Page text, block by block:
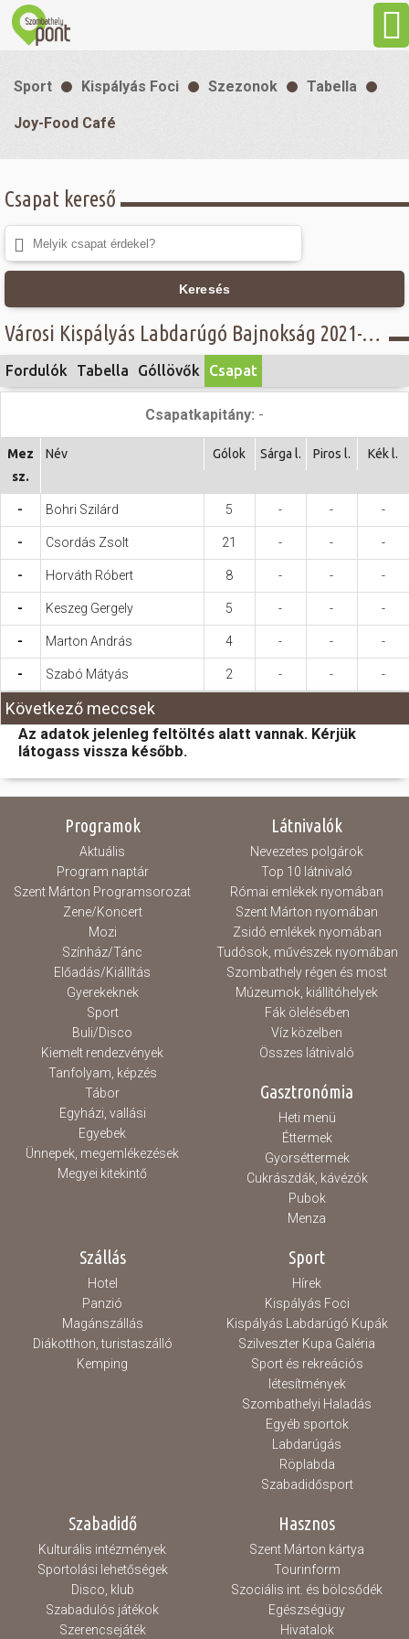
Programok
Gasztronómia
Sport
Szabadidő
Hasznos
Sport Kispályás Foci Szezonok Tabella
Joy-Food Café
Csapat kereső
Keresés
Városi Kispályás Labdarúgó Bajnokság 2021-22 - Öregfiúk - alsóház - Joy-Food Café
Fordulók Tabella Góllövők Csapat
Csapatkapitány: -
Mez
sz.
Név Gólok Sárga l. Piros l. Kék l.
- Bohri Szilárd 5 - - -
- Csordás Zsolt 21 - - -
- Horváth Róbert 8 - - -
- Keszeg Gergely 5 - - -
- Marton András 4 - - -
- Szabó Mátyás 2 - - -
Következő meccsek
Az adatok jelenleg feltöltés alatt vannak. Kérjük
látogass vissza később.
Programok
Aktuális
Program naptár
Szent Márton Programsorozat
Zene/Koncert
Mozi
Színház/Tánc
Előadás/Kiállítás
Gyerekeknek
Sport
Buli/Disco
Kiemelt rendezvények
Tanfolyam, képzés
Tábor
Egyházi, vallási
Egyebek
Ünnepek, megemlékezések
Megyei kitekintő
Látnivalók
Nevezetes polgárok
Top 10 látnivaló
Római emlékek nyomában
Szent Márton nyomában
Zsidó emlékek nyomában
Tudósok, művészek nyomában
Szombathely régen és most
Múzeumok, kiállítóhelyek
Fák ölelésében
Víz közelben
Összes látnivaló
Gasztronómia
Heti menü
Éttermek
Gyorséttermek
Cukrászdák, kávézók
Pubok
Menza
Szállás
Hotel
Panzió
Magánszállás
Diákotthon, turistaszálló
Kemping
Sport
Hírek
Kispályás Foci
Kispályás Labdarúgó Kupák
Szilveszter Kupa Galéria
Sport és rekreációs
létesítmények
Szombathelyi Haladás
Egyéb sportok
Labdarúgás
Röplabda
Szabadidősport
Szabadidő
Kulturális intézmények
Sportolási lehetőségek
Disco, klub
Szabadulós játékok
Szerencsejáték
Hasznos
Szent Márton kártya
Tourinform
Szociális int. és bölcsődék
Egészségügy
Hivatalok